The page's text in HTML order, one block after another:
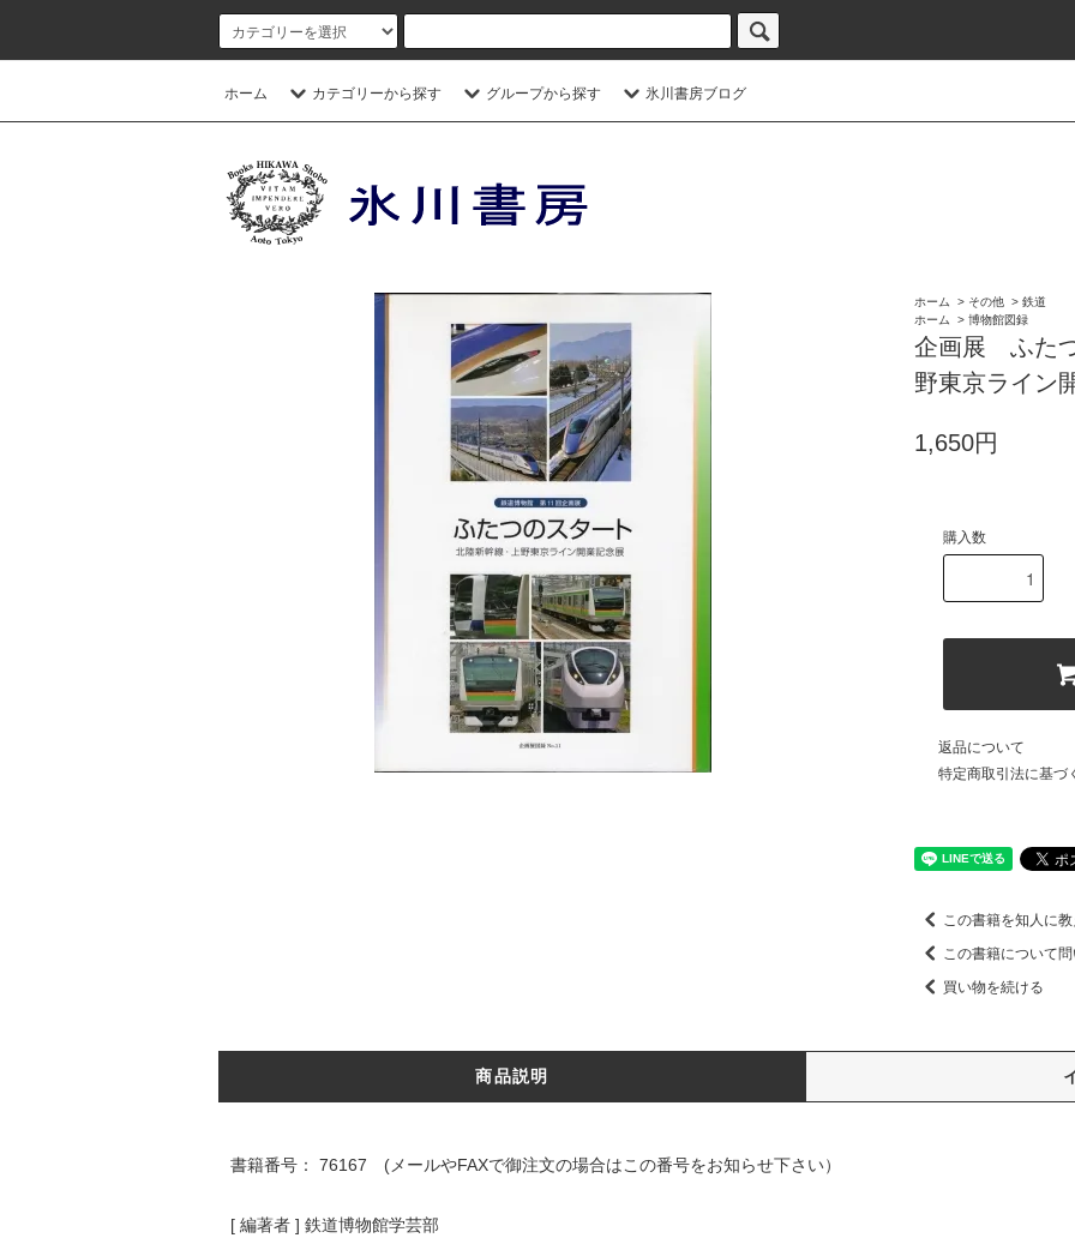
ホーム カテゴリーから探す グループから探す 氷川書房ブログ
ホーム > その他 > 鉄道
ホーム
> 博物館図録
企画展 ふた
野東京ライン
1,650円
購入数
返品について
特定商取引法に基づ
この書籍を知人に教
この書籍について
買い物を続ける
商品説明
書籍番号： 76167 (メールやFAXで御注文の場合はこの番号をお知らせ下さい）
[ 編著者 ] 鉄道博物館学芸部